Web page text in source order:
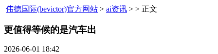
伟德国际(bevictor)官方网站 > ai资讯 > > 正文
更值得等候的是汽车出​
2026-06-01 18:42